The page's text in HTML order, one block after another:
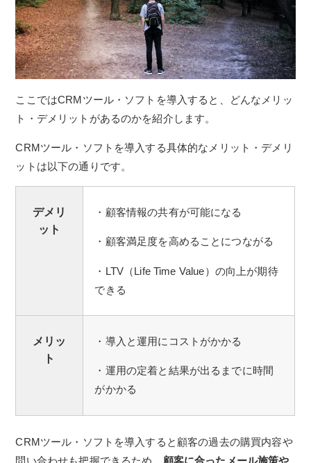
ここではCRMツール・ソフトを導入すると、どんなメリッ
ト・デメリットがあるのかを紹介します。
CRMツール・ソフトを導入する具体的なメリット・デメリ
ットは以下の通りです。
デメリ
ット
・顧客情報の共有が可能になる
・顧客満足度を高めることにつながる
・LTV（Life Time Value）の向上が期待
できる
メリッ
ト
・導入と運用にコストがかかる
・運用の定着と結果が出るまでに時間
がかかる
CRMツール・ソフトを導入すると顧客の過去の購買内容や
問い合わせも把握できるため、 顧客に合ったメール施策や